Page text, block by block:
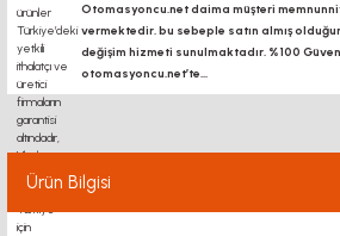
Otomasyoncu.net daima müşteri
vermektedir. bu sebeple satın almış
değişim hizmeti sunulmaktadır. %100
otomasyoncu.net’te...
Ürün Bilgisi